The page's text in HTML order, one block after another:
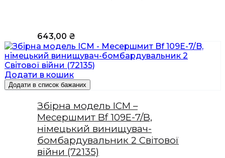
643,00 ₴
Додати в кошик
Додати в список бажаних
Збірна модель ICM –
Месершмит Bf 109E-7/B,
німецький винищувач-
бомбардувальник 2 Світової
війни (72135)